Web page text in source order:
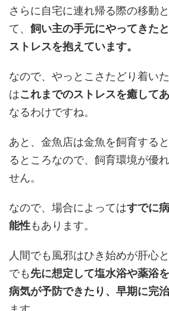
さらに自宅に連れ帰る際の移動
て、 飼い主の手元にやってきた
ストレスを抱えています。
なので、やっとこさたどり着い
はこれまでのストレスを癒して
なるわけですね。
あと、金魚店は金魚を飼育する
るところなので、飼育環境が優
せん。
なので、場合によってはすでに
能性もあります。
人間でも風邪はひき始めが肝心
でも先に想定して塩水浴や薬浴
病気が予防できたり、早期に完治